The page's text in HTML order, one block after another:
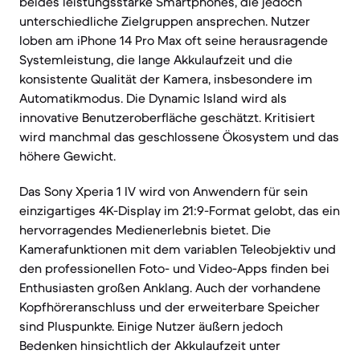
unterschiedliche Zielgruppen ansprechen. Nutzer
loben am iPhone 14 Pro Max oft seine herausragende
Systemleistung, die lange Akkulaufzeit und die
konsistente Qualität der Kamera, insbesondere im
Automatikmodus. Die Dynamic Island wird als
innovative Benutzeroberfläche geschätzt. Kritisiert
wird manchmal das geschlossene Ökosystem und das
höhere Gewicht.
Das Sony Xperia 1 IV wird von Anwendern für sein
einzigartiges 4K-Display im 21:9-Format gelobt, das ein
hervorragendes Medienerlebnis bietet. Die
Kamerafunktionen mit dem variablen Teleobjektiv und
den professionellen Foto- und Video-Apps finden bei
Enthusiasten großen Anklang. Auch der vorhandene
Kopfhöreranschluss und der erweiterbare Speicher
sind Pluspunkte. Einige Nutzer äußern jedoch
Bedenken hinsichtlich der Akkulaufzeit unter